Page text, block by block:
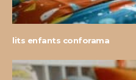
lits enfants conforama